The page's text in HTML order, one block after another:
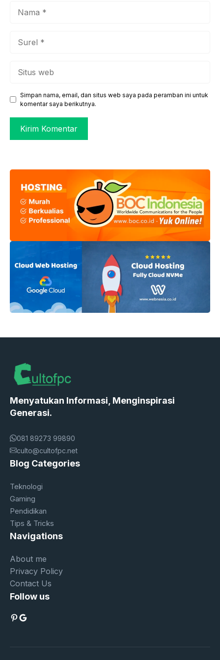
web
Simpan nama, email, dan situs web saya pada peramban ini untuk
komentar saya berikutnya.
Menyatukan Informasi, Menginspirasi
Generasi.
081 89273 99890
culto@cultofpc.net
Blog Categories
Teknologi
Gaming
Pendidikan
Tips & Tricks
Navigations
About me
Privacy Policy
Contact Us
Follow us
Pinterest
Google